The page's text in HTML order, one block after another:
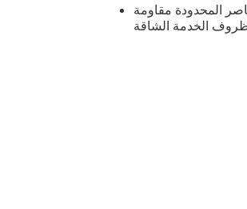
المحدودة مقاومة